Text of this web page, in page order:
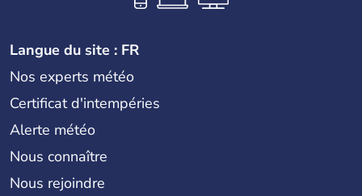
Langue du site : FR
Nos experts météo
Certificat d'intempéries
Alerte météo
Nous connaître
Nous rejoindre